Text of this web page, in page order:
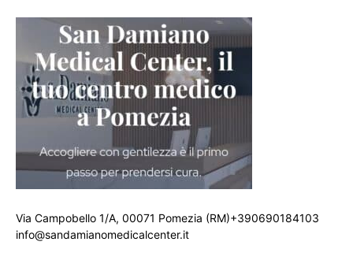
Via Campobello 1/A, 00071 Pomezia (RM)+390690184103
info@sandamianomedicalcenter.it